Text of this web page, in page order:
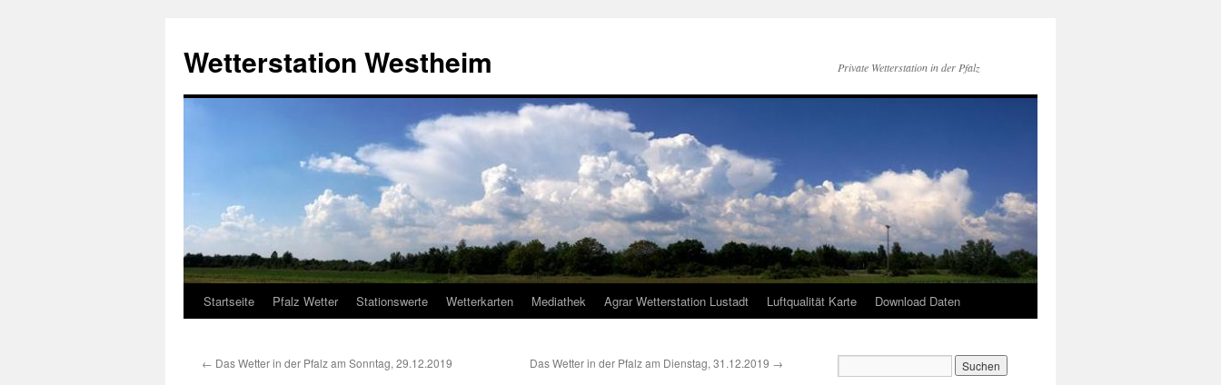
springen
Wetterstation Westheim Private Wetterstation in der Pfalz
Startseite Pfalz Wetter Stationswerte Wetterkarten Mediathek Agrar Wetterstation Lustadt Luftqualität Karte Download Daten
← Das Wetter in der Pfalz am Sonntag, 29.12.2019 Das Wetter in der Pfalz am Dienstag, 31.12.2019 →